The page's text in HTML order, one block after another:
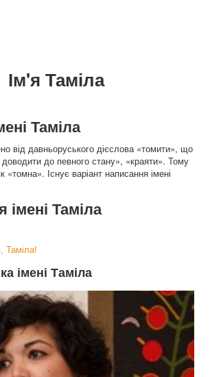
Ім'я Таміла
Таміла
від давньоруського дієслова «томити», що
до певного стану», «краяти». Тому
«томна». Існує варіант написання імені
Таміла
Таміла!
імені Таміла